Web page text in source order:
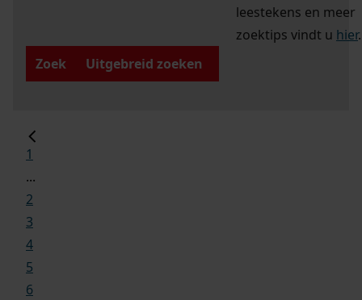
leestekens en meer
zoektips vindt u hier.
Zoek
Uitgebreid zoeken
1
...
2
3
4
5
6